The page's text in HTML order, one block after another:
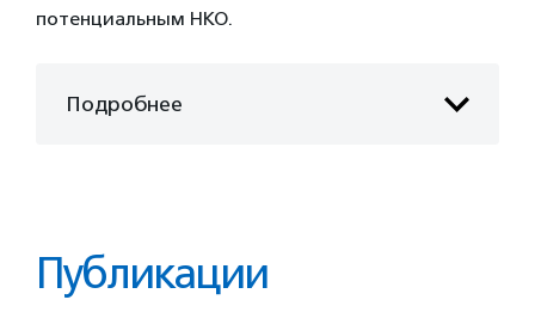
потенциальным НКО.
Подробнее
Публикации